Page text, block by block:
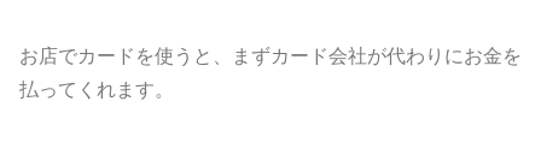
お店でカードを使うと、まずカード会社が代わりにお金を
払ってくれます。